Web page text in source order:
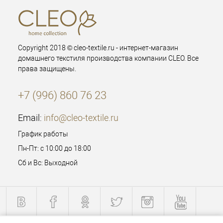
Copyright 2018 © cleo-textile.ru - интернет-магазин
домашнего текстиля производства компании CLEO. Все
права защищены.
+7 (996) 860 76 23
Email: info@cleo-textile.ru
График работы
Пн-Пт: с 10:00 до 18:00
Сб и Вс: Выходной